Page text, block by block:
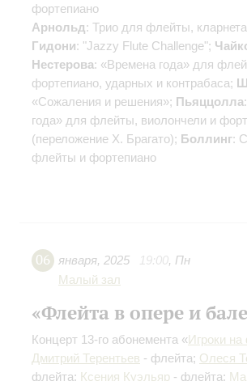
фортепиано
Арнольд: Трио для флейты,
Гидони: "Jazzy Flute Challenge";
Нестерова: «Времена года» для
фортепиано, ударных и контрабаса;
«Сожаления и решения»; Пьяццолла
года» для флейты, виолончели и
(переложение Х. Брагато); Боллинг:
флейты и фортепиано
06 января, 2025 19:00, Пн
Малый зал
«Флейта в опере и
Концерт 13-го абонемента «Игроки
Дмитрий Терентьев - флейта; Олеся
флейта; Ксения Куэльяр - флейта;